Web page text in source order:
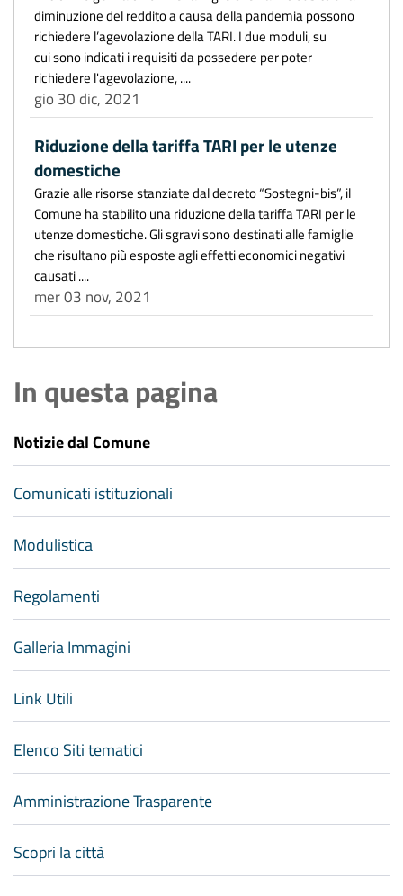
diminuzione del reddito a causa della pandemia possono
richiedere l’agevolazione della TARI. I due moduli, su
cui sono indicati i requisiti da possedere per poter
richiedere l'agevolazione, ....
gio 30 dic, 2021
Riduzione della tariffa TARI per le utenze
domestiche
Grazie alle risorse stanziate dal decreto “Sostegni-bis”, il
Comune ha stabilito una riduzione della tariffa TARI per le
utenze domestiche. Gli sgravi sono destinati alle famiglie
che risultano più esposte agli effetti economici negativi
causati ....
mer 03 nov, 2021
In questa pagina
Notizie dal Comune
Comunicati istituzionali
Modulistica
Regolamenti
Galleria Immagini
Link Utili
Elenco Siti tematici
Amministrazione Trasparente
Scopri la città